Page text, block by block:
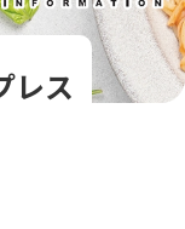
レス